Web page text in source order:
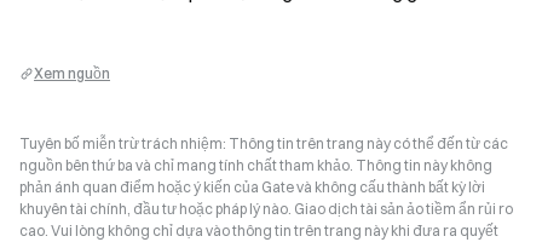
Xem nguồn
Tuyên bố miễn trừ trách nhiệm: Thông tin trên trang này có thể đến từ các
nguồn bên thứ ba và chỉ mang tính chất tham khảo. Thông tin này không
phản ánh quan điểm hoặc ý kiến của Gate và không cấu thành bất kỳ lời
khuyên tài chính, đầu tư hoặc pháp lý nào. Giao dịch tài sản ảo tiềm ẩn rủi ro
cao. Vui lòng không chỉ dựa vào thông tin trên trang này khi đưa ra quyết